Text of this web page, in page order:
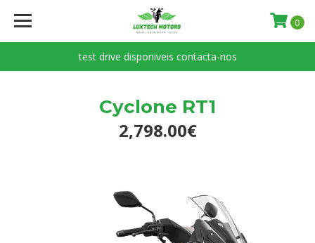
test drive disponiveis contacta-nos
0
Cyclone RT1
2,798.00€